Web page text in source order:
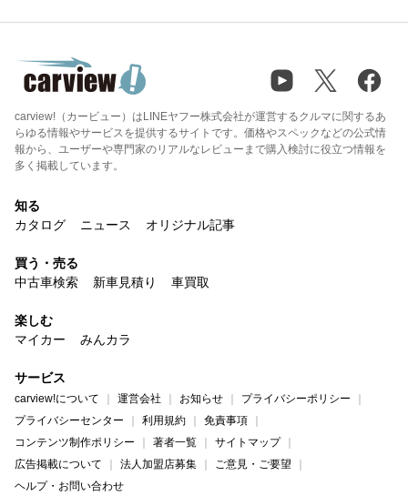
carview!（カービュー）はLINEヤフー株式会社が運営するクルマに関するあ
らゆる情報やサービスを提供するサイトです。価格やスペックなどの公式情
報から、ユーザーや専門家のリアルなレビューまで購入検討に役立つ情報を
多く掲載しています。
知る
カタログ
ニュース オリジナル記事
買う・売る
中古車検索
新車見積り 車買取
楽しむ
マイカー
みんカラ
サービス
carview!について 運営会社 お知らせ
プライバシーポリシー
プライバシーセンター
利用規約
免責事項
コンテンツ制作ポリシー
著者一覧
サイトマップ
広告掲載について
法人加盟店募集
ご意見・ご要望
ヘルプ・お問い合わせ